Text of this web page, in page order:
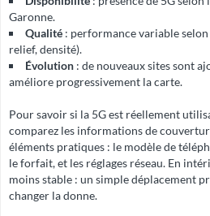
Garonne.
Qualité : performance variable
relief, densité).
Évolution : de nouveaux sites sont
améliore progressivement la carte.
Pour savoir si la 5G est réellement
comparez les informations de
éléments pratiques : le modèle de
le forfait, et les réglages réseau. En
moins stable : un simple déplacement
changer la donne.